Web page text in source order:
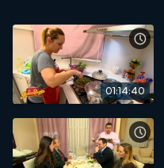
01:14:40